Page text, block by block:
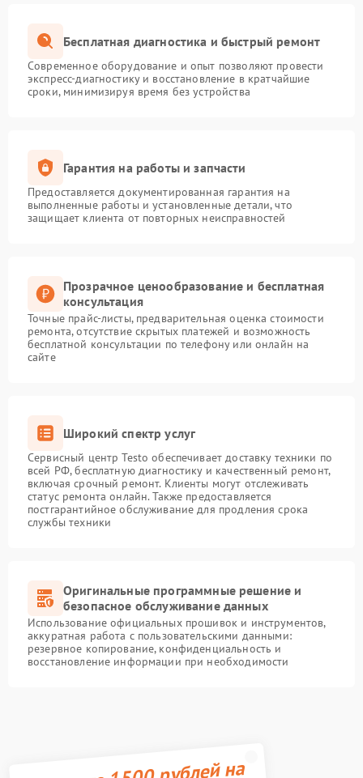
Бесплатная диагностика и быстрый ремонт
Современное оборудование и опыт позволяют провести
экспресс-диагностику и восстановление в кратчайшие
сроки, минимизируя время без устройства
Гарантия на работы и запчасти
Предоставляется документированная гарантия на
выполненные работы и установленные детали, что
защищает клиента от повторных неисправностей
Прозрачное ценообразование и бесплатная
консультация
Точные прайс-листы, предварительная оценка стоимости
ремонта, отсутствие скрытых платежей и возможность
бесплатной консультации по телефону или онлайн на
сайте
Широкий спектр услуг
Сервисный центр Testo обеспечивает доставку техники по
всей РФ, бесплатную диагностику и качественный ремонт,
включая срочный ремонт. Клиенты могут отслеживать
статус ремонта онлайн. Также предоставляется
постгарантийное обслуживание для продления срока
службы техники
Оригинальные программные решение и
безопасное обслуживание данных
Использование официальных прошивок и инструментов,
аккуратная работа с пользовательскими данными:
резервное копирование, конфиденциальность и
восстановление информации при необходимости